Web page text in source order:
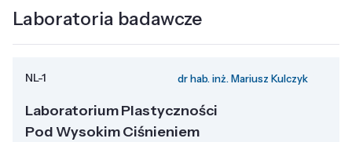
Laboratoria badawcze
NL-1 dr hab. inż. Mariusz Kulczyk
Laboratorium Plastyczności
Pod Wysokim Ciśnieniem